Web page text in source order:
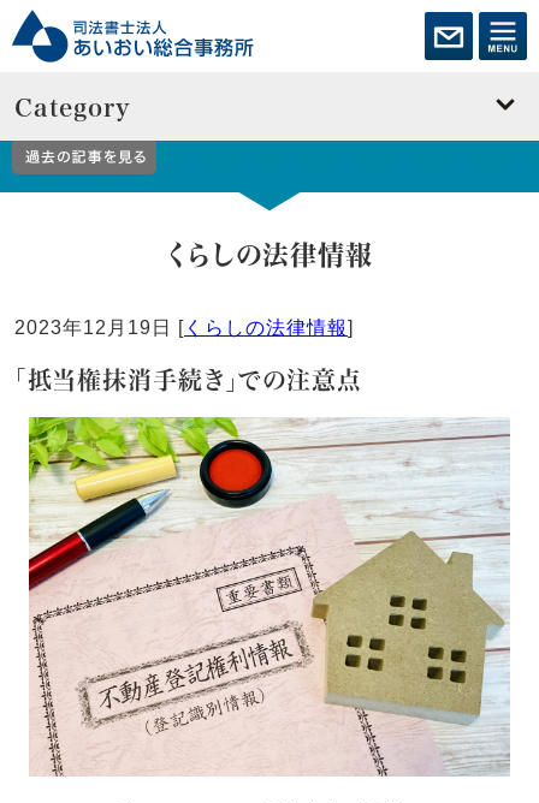
Category教えてあいおいくん！
くらしの法律情報
2023年12月19日 [ くらしの法律情報]
「抵当権抹消手続き」での注意点